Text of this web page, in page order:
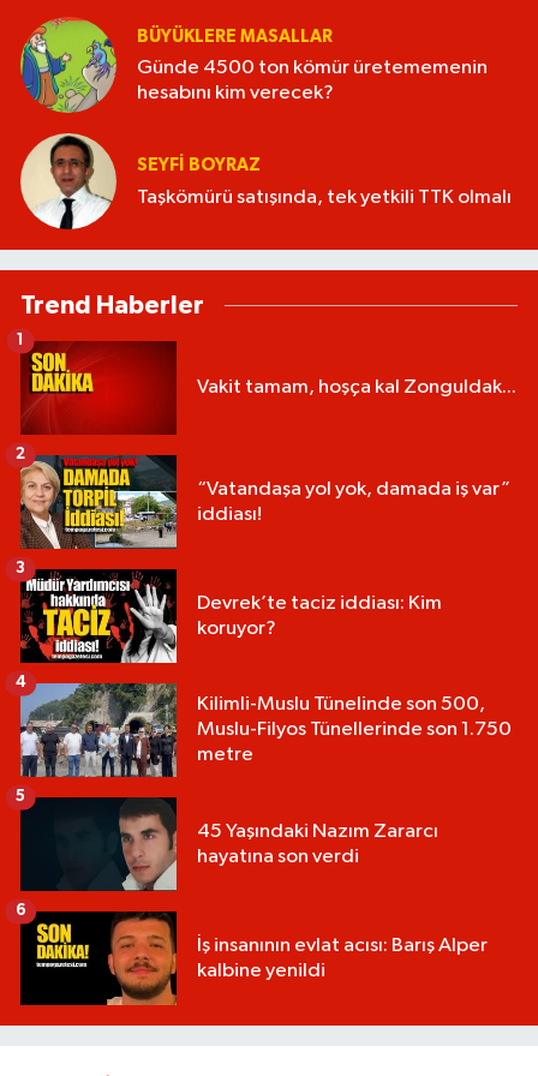
BÜYÜKLERE MASALLAR
Günde 4500 ton kömür üretememenin
hesabını kim verecek?
SEYFI BOYRAZ
Taşkömürü satışında, tek yetkili TTK olmalı
Trend Haberler
Vakit tamam, hoşça kal Zonguldak...
1
“Vatandaşa yol yok, damada iş var”
iddiası!
2
Devrek’te taciz iddiası: Kim
koruyor?
3
Kilimli-Muslu Tünelinde son 500,
Muslu-Filyos Tünellerinde son 1.750
metre
4
45 Yaşındaki Nazım Zararcı
hayatına son verdi
5
İş insanının evlat acısı: Barış Alper
kalbine yenildi
6